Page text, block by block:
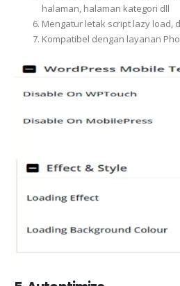
halaman, halaman kategori dll
Mengatur letak script lazy load,
Kompatibel dengan layanan